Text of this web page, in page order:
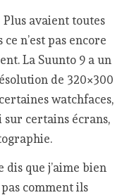
Plus avaient toutes
n’est pas encore
La Suunto 9 a un
de 320×300
watchfaces,
sur certains écrans,
dis que j’aime bien
comment ils